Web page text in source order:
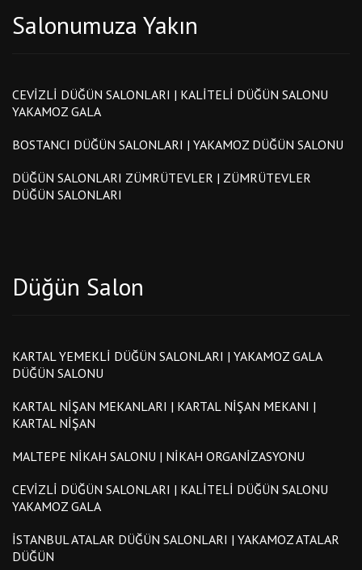
Salonumuza Yakın
CEVIZLI DÜĞÜN SALONLARI | KALITELI DÜĞÜN SALONU
YAKAMOZ GALA
BOSTANCI DÜĞÜN SALONLARI | YAKAMOZ DÜĞÜN SALONU
DÜĞÜN SALONLARI ZÜMRÜTEVLER | ZÜMRÜTEVLER
DÜĞÜN SALONLARI
Düğün Salon
KARTAL YEMEKLI DÜĞÜN SALONLARI | YAKAMOZ GALA
DÜĞÜN SALONU
KARTAL NIŞAN MEKANLARI | KARTAL NIŞAN MEKANI |
KARTAL NIŞAN
MALTEPE NIKAH SALONU | NIKAH ORGANIZASYONU
CEVIZLI DÜĞÜN SALONLARI | KALITELI DÜĞÜN SALONU
YAKAMOZ GALA
İSTANBUL ATALAR DÜĞÜN SALONLARI | YAKAMOZ ATALAR
DÜĞÜN